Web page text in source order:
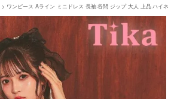
ワンピース Aライン ミニドレス 長袖 谷間 ジップ 大人 上品 ハイ